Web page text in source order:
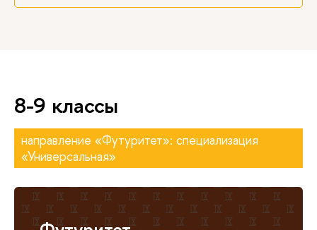
8-9 классы
направление «Футуритет»: специализация
«Универсальная»